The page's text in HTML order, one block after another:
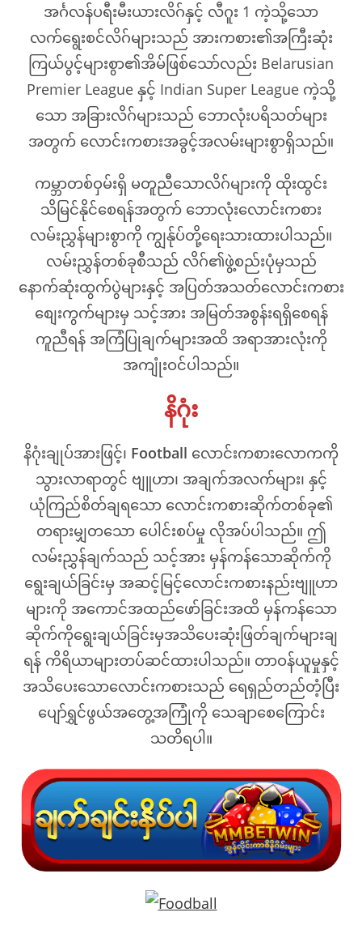
အင်္ဂလန်ပရီးမီးယားလိဂ်နှင့် လီဂူး 1 ကဲ့သို့သော
လက်ရွေးစင်လိဂ်များသည် အားကစား၏အကြီးဆုံး
ကြယ်ပွင့်များစွာ၏အိမ်ဖြစ်သော်လည်း Belarusian
Premier League နှင့် Indian Super League ကဲ့သို့
သော အခြားလိဂ်များသည် ဘောလုံးပရိသတ်များ
အတွက် လောင်းကစားအခွင့်အလမ်းများစွာရှိသည်။
ကမ္ဘာတစ်ဝှမ်းရှိ မတူညီသောလိဂ်များကို ထိုးထွင်း
သိမြင်နိုင်စေရန်အတွက် ဘောလုံးလောင်းကစား
လမ်းညွှန်များစွာကို ကျွန်ုပ်တို့ရေးသားထားပါသည်။
လမ်းညွှန်တစ်ခုစီသည် လိဂ်၏ဖွဲ့စည်းပုံမှသည်
နောက်ဆုံးထွက်ပွဲများနှင့် အပြတ်အသတ်လောင်းကစား
စျေးကွက်များမှ သင့်အား အမြတ်အစွန်းရရှိစေရန်
ကူညီရန် အကြံပြုချက်များအထိ အရာအားလုံးကို
အကျုံးဝင်ပါသည်။
နိဂုံး
နိဂုံးချုပ်အားဖြင့်၊ Football လောင်းကစားလောကကို
သွားလာရာတွင် ဗျူဟာ၊ အချက်အလက်များ၊ နှင့်
ယုံကြည်စိတ်ချရသော လောင်းကစားဆိုက်တစ်ခု၏
တရားမျှတသော ပေါင်းစပ်မှု လိုအပ်ပါသည်။ ဤ
လမ်းညွှန်ချက်သည် သင့်အား မှန်ကန်သောဆိုက်ကို
ရွေးချယ်ခြင်းမှ အဆင့်မြင့်လောင်းကစားနည်းဗျူဟာ
များကို အကောင်အထည်ဖော်ခြင်းအထိ မှန်ကန်သော
ဆိုက်ကိုရွေးချယ်ခြင်းမှအသိပေးဆုံးဖြတ်ချက်များချ
ရန် ကိရိယာများတပ်ဆင်ထားပါသည်။ တာဝန်ယူမှုနှင့်
အသိပေးသောလောင်းကစားသည် ရေရှည်တည်တံ့ပြီး
ပျော်ရွှင်ဖွယ်အတွေ့အကြုံကို သေချာစေကြောင်း
သတိရပါ။